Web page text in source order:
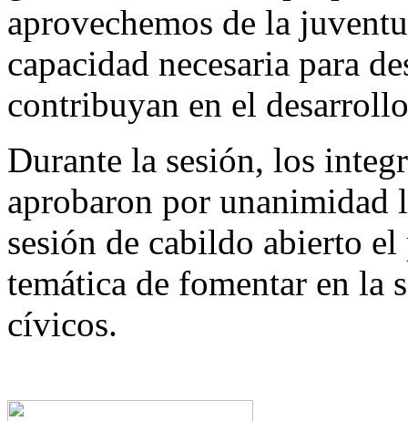
aprovechemos de la
capacidad necesaria para
contribuyan en el
Durante la sesión, los
aprobaron por unanimidad
sesión de cabildo abierto
temática de fomentar en la
cívicos.